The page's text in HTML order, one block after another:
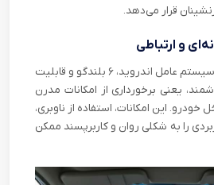
قرار می‌دهد.
و ارتباطی
نمایشگر لمسی مجهز به سیستم عامل اندروید، ۶ بلندگو و قابلیت
یعنی برخورداری از امکانات مدرن
خودرو. این امکانات، استفاده از ناوبری،
را به شکلی روان و کاربرپسند ممکن